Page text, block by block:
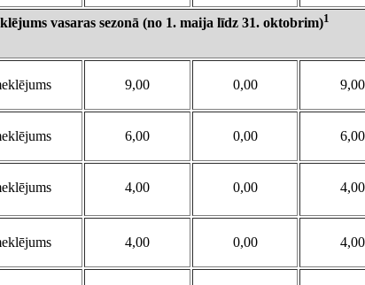
vasaras sezonā (no 1. maija līdz 31. oktobrim)1
9,00 0,00 9,00
6,00 0,00 6,00
4,00 0,00 4,00
4,00 0,00 4,00